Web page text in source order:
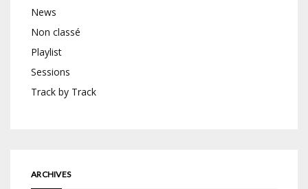
News
Non classé
Playlist
Sessions
Track by Track
ARCHIVES